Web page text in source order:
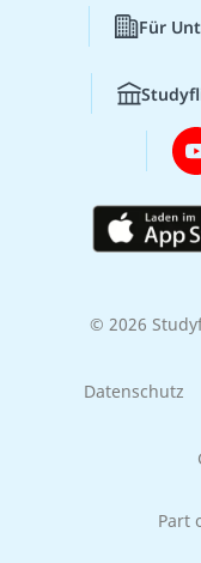
Für
© 2026
Datenschutz
Part